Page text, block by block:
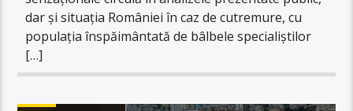
dar și situația României în caz de cutremure, cu
populația înspăimântată de bâlbele specialiștilor
[…]